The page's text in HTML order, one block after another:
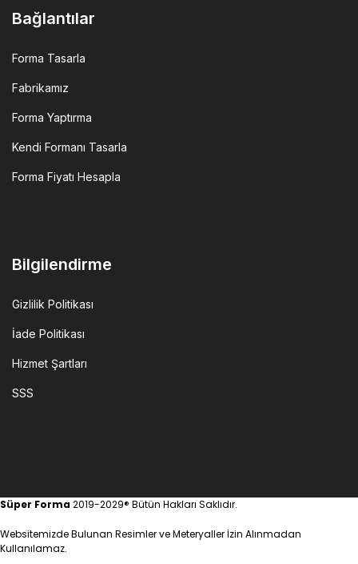
Bağlantılar
Forma Tasarla
Fabrikamız
Forma Yaptırma
Kendi Formanı Tasarla
Forma Fiyatı Hesapla
Bilgilendirme
Gizlilik Politikası
İade Politikası
Hizmet Şartları
SSS
Süper Forma2019-2029® Bütün Hakları Saklıdır.
Websitemizde Bulunan Resimler ve Meteryaller İzin Alınmadan
Kullanılamaz.